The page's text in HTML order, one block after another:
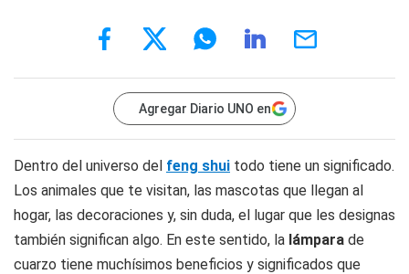
Agregar Diario UNO en
Dentro del universo del feng shui todo tiene un significado.
Los animales que te visitan, las mascotas que llegan al
hogar, las decoraciones y, sin duda, el lugar que les designas
también significan algo. En este sentido, la lámpara de
cuarzo tiene muchísimos beneficios y significados que